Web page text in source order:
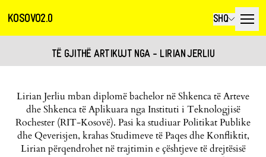
KOSOVO2.0 SHQ
TË GJITHË ARTIKUJT NGA - LIRIAN JERLIU
Lirian Jerliu mban diplomë bachelor në Shkenca të Arteve
dhe Shkenca të Aplikuara nga Instituti i Teknologjisë
Rochester (RIT-Kosovë). Pasi ka studiuar Politikat Publike
dhe Qeverisjen, krahas Studimeve të Paqes dhe Konfliktit,
Lirian përqendrohet në trajtimin e çështjeve të drejtësisë